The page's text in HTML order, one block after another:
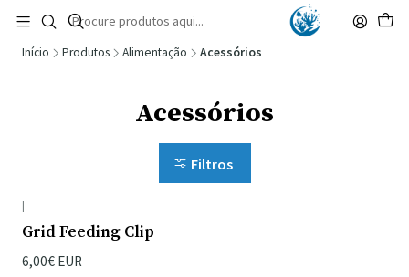
🚚 Portugal Continental: Portes Grátis desde 149,90€ (Envio extresso: 14,90€)
Ler mais
Início Produtos Alimentação Acessórios
Acessórios
Filtros
|
Grid Feeding Clip
6,00€ EUR